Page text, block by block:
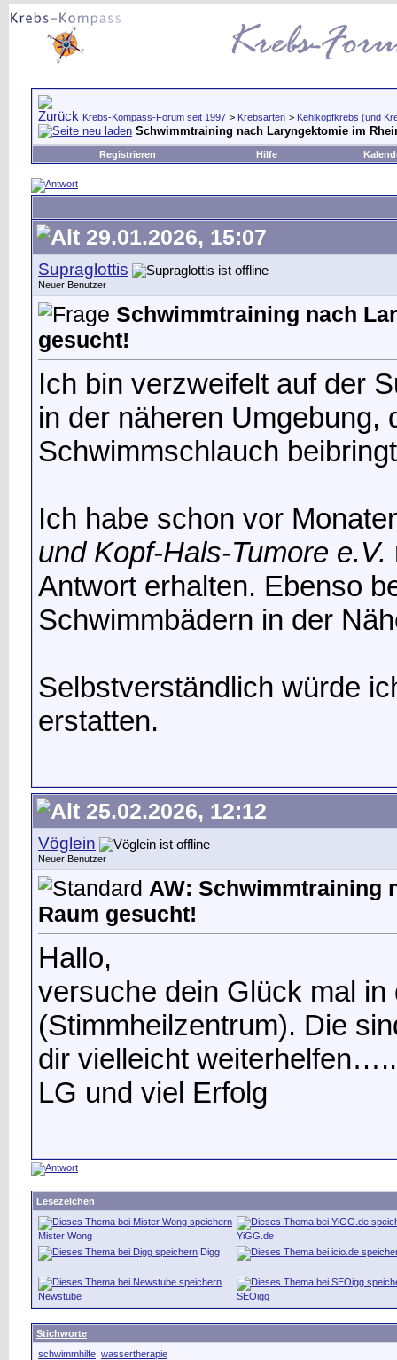
Krebs-Kompass-Forum seit 1997 > Krebsarten > Kehlkopfkrebs (und
Schwimmtraining nach Laryngektomie im
Registrieren Hilfe
29.01.2026, 15:07
Supraglottis
Neuer Benutzer
Schwimmtraining nach
gesucht!
Ich bin verzweifelt auf der
in der näheren Umgebung,
Schwimmschlauch
Ich habe schon vor
und Kopf-Hals-Tumore e.V.
Antwort erhalten. Ebenso
Schwimmbädern in der
Selbstverständlich würde
erstatten.
25.02.2026, 12:12
Vöglein
Neuer Benutzer
AW: Schwimmtraining
Raum gesucht!
Hallo,
versuche dein Glück mal
(Stimmheilzentrum). Die
dir vielleicht
LG und viel Erfolg
Lesezeichen
Mister Wong
YiGG.de
Digg
Newstube SEOigg
Stichworte
schwimmhilfe wassertherapie